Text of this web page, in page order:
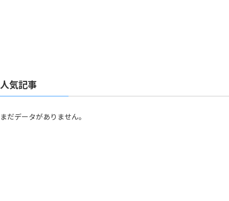
人気記事
まだデータがありません。